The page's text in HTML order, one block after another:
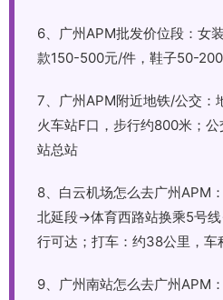
6、广州APM批发价位段：女
款150-500元/件，鞋子50-
7、广州APM附近地铁/公交：
火车站F口，步行约800米；
站总站
8、白云机场怎么去广州APM
北延段→体育西路站换乘5号
行可达；打车：约38公里，车
9、广州南站怎么去广州APM